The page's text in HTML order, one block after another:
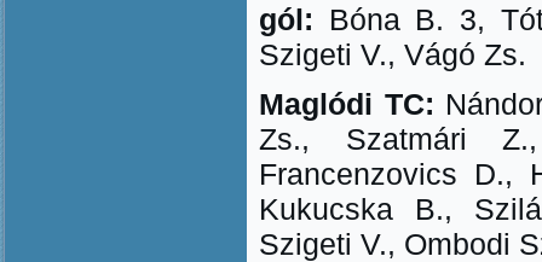
gól: Bóna B. 3,
Szigeti V., Vágó Zs.
Maglódi TC:
Zs., Szatmári
Francenzovics D.,
Kukucska B.,
Szigeti V., Ombodi